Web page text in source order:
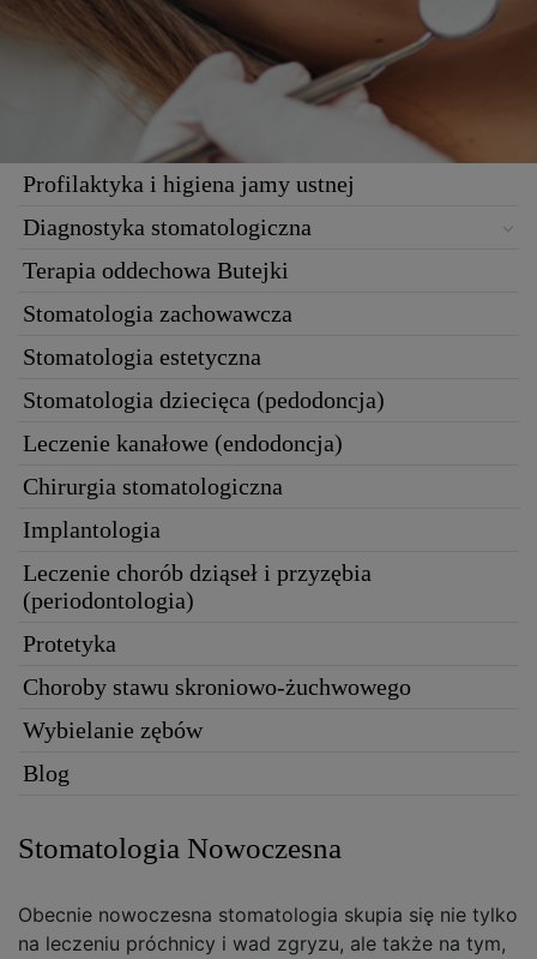
Profilaktyka i higiena jamy ustnej
Diagnostyka stomatologiczna
Terapia oddechowa Butejki
Stomatologia zachowawcza
Stomatologia estetyczna
Stomatologia dziecięca (pedodoncja)
Leczenie kanałowe (endodoncja)
Chirurgia stomatologiczna
Implantologia
Leczenie chorób dziąseł i przyzębia
(periodontologia)
Protetyka
Choroby stawu skroniowo-żuchwowego
Wybielanie zębów
Blog
Stomatologia Nowoczesna
Obecnie nowoczesna stomatologia skupia się nie tylko
na leczeniu próchnicy i wad zgryzu, ale także na tym,